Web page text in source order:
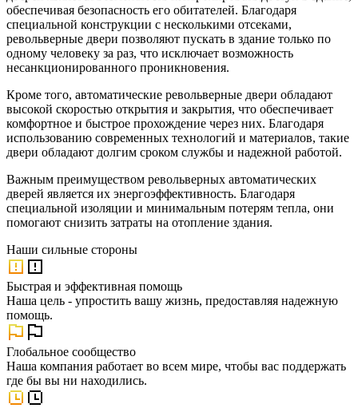
обеспечивая безопасность его обитателей. Благодаря
специальной конструкции с несколькими отсеками,
револьверные двери позволяют пускать в здание только по
одному человеку за раз, что исключает возможность
несанкционированного проникновения.
Кроме того, автоматические револьверные двери обладают
высокой скоростью открытия и закрытия, что обеспечивает
комфортное и быстрое прохождение через них. Благодаря
использованию современных технологий и материалов, такие
двери обладают долгим сроком службы и надежной работой.
Важным преимуществом револьверных автоматических
дверей является их энергоэффективность. Благодаря
специальной изоляции и минимальным потерям тепла, они
помогают снизить затраты на отопление здания.
Наши сильные стороны
Быстрая и эффективная помощь
Наша цель - упростить вашу жизнь, предоставляя надежную
помощь.
Глобальное сообщество
Наша компания работает во всем мире, чтобы вас поддержать
где бы вы ни находились.